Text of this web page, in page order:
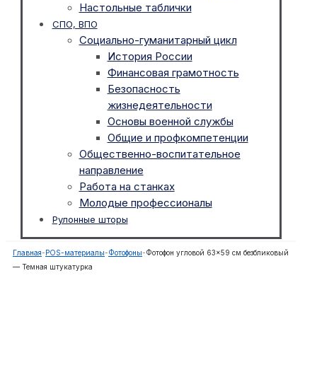
Настольные таблички
СПО, ВПО
Социально-гуманитарный цикл
История России
Финансовая грамотность
Безопасность
жизнедеятельности
Основы военной службы
Общие и профкомпетенции
Общественно-воспитательное
направление
Работа на станках
Молодые профессионалы
Рулонные шторы
Главная-POS-материалы-Фотофоны-Фотофон угловой 63×59 см безбликовый
— Темная штукатурка